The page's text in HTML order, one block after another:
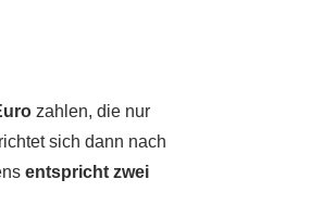
zahlen, die nur
sich dann nach
entspricht zwei